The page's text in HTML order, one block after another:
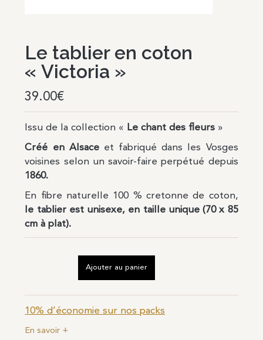
Le tablier en coton
« Victoria »
39.00€
Issu de la collection « Le chant des fleurs »
Créé en Alsaceet fabriqué dans les Vosges
voisines selon un savoir-faire perpétué depuis
1860.
En fibre naturelle 100 % cretonne de coton,
le tablier est unisexe, en taille unique (70 x 85
cm à plat).
Ajouter au panier
10% d’économie sur nos packs
En savoir +